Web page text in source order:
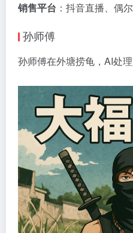
销售平台 ：抖音直播、偶
孙师傅
孙师傅在外塘捞龟，AI处